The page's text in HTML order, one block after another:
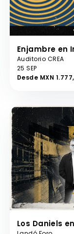
Enjambre en
Auditorio CREA
25 SEP
Desde MXN
Los Daniels